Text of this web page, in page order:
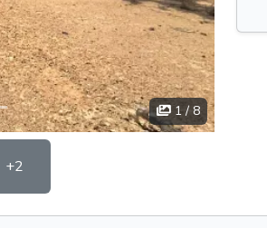
1 / 8
+2